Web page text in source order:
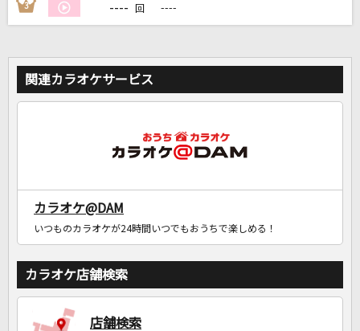
家族や友達と一緒に！練習にも！
3 ---- 回 ----
関連カラオケサービス
カラオケ@DAM
いつものカラオケが24時間いつでもおうちで楽しめる！
カラオケ店舗検索
店舗検索